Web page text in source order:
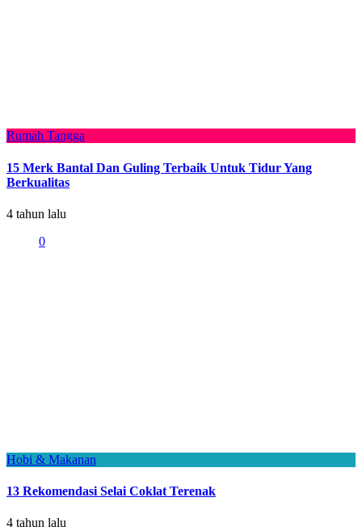
Rumah Tangga
15 Merk Bantal Dan Guling Terbaik Untuk Tidur Yang
Berkualitas
4 tahun lalu
0
Hobi & Makanan
13 Rekomendasi Selai Coklat Terenak
4 tahun lalu